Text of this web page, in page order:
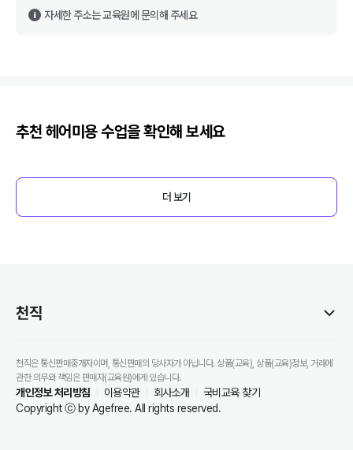
자세한 주소는 교육원에 문의해 주세요
추천 헤어미용수업을 확인해 보세요
더 보기
천직
천직은 통신판매중개자이며, 통신판매의 당사자가 아닙니다. 상품(교육), 상품(교육)정보, 거래에
관한 의무와 책임은 판매자(교육원)에게 있습니다.
개인정보 처리방침 이용약관 회사소개
국비교육 찾기
Copyright ⓒ by Agefree. All rights reserved.